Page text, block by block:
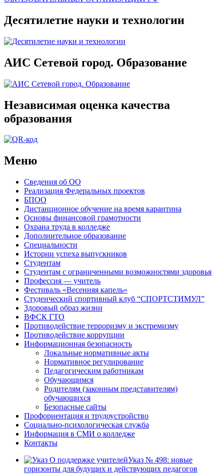
Десятилетие науки и технологии
АИС Сетевой город. Образование
Независимая оценка качества
образования
Меню
Сведения об ОО
Реализация Федеральных проектов
БПОО
Дистанционное обучение на время карантина
Основы финансовой грамотности
Охрана труда в колледже
Дополнительное образование
Специальности
Истории успеха выпускников
Студентам
Студентам с ограниченными возможностями здоровья
Профессия — учитель
Фестиваль «Весенняя капель»
Студенческий спортивный клуб “СПОРТСТИМУЛ”
Здоровый образ жизни
ВФСК ГТО
Противодействие терроризму и экстремизму
Противодействие коррупции
Информационная безопасность
Локальные нормативные акты
Нормативное регулирование
Педагогическим работникам
Обучающимся
Родителям (законным представителям)
обучающихся
Безопасные сайты
Профориентация и трудоустройство
Социально-психологическая служба
Информация в СМИ о колледже
Контакты
Указ № 498: новые
горизонты для будущих и действующих педагогов